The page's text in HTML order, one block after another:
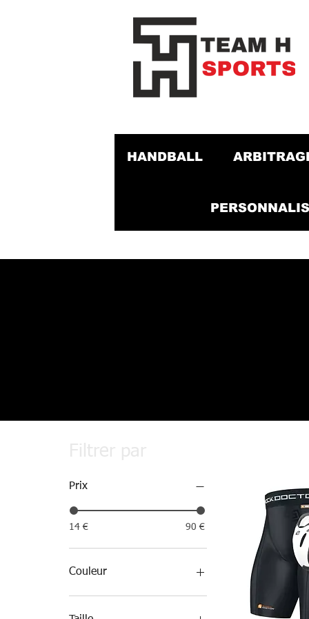
HANDBALL
Prix
14 € 90 €
Couleur